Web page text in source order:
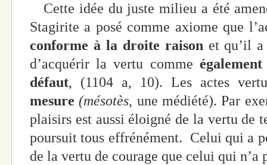
Cette idée du juste milieu a été
Stagirite a posé comme axiome que
conforme à la droite raisonet qu’il a
d’acquérir la vertu comme
défaut, (1104 a, 10). Les actes
mesure (mésotès, une médiété). Par
plaisirs est aussi éloigné de la vertu de
poursuit tous effrénément. Celui qui a
de la vertu de courage que celui qui n’a